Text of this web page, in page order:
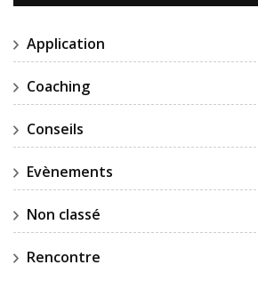
Application
Coaching
Conseils
Evènements
Non classé
Rencontre